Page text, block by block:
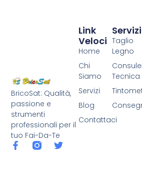
BricoSat: Qualità,
passione e
strumenti
professionali per il
tuo Fai-Da-Te
Servizi
Taglio
Legno
Tecnica
Link
Veloci
Home
Chi
Siamo
Servizi
Blog
Contattaci